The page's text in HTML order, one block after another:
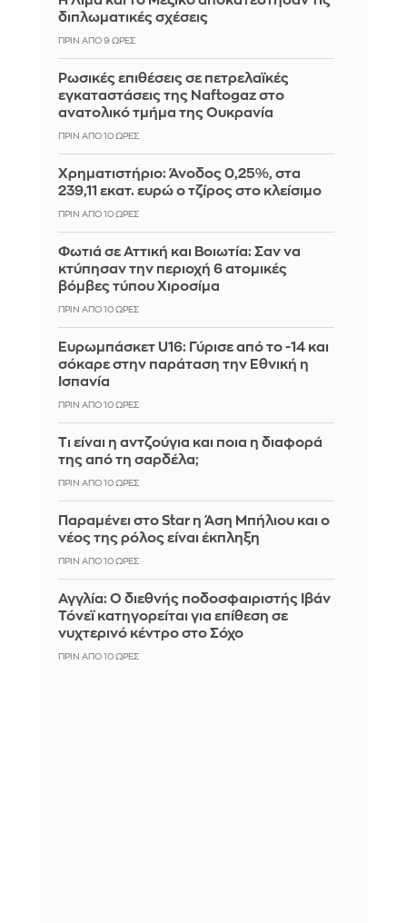
διπλωματικές σχέσεις
ΠΡΙΝ ΑΠΌ 9 ΏΡΕΣ
Ρωσικές επιθέσεις σε πετρελαϊκές
εγκαταστάσεις της Naftogaz στο
ανατολικό τμήμα της Ουκρανία
ΠΡΙΝ ΑΠΌ 10 ΏΡΕΣ
Χρηματιστήριο: Άνοδος 0,25%, στα
239,11 εκατ. ευρώ ο τζίρος στο κλείσιμο
ΠΡΙΝ ΑΠΌ 10 ΏΡΕΣ
Φωτιά σε Αττική και Βοιωτία: Σαν να
κτύπησαν την περιοχή 6 ατομικές
βόμβες τύπου Χιροσίμα
ΠΡΙΝ ΑΠΌ 10 ΏΡΕΣ
Ευρωμπάσκετ U16: Γύρισε από το -14 και
σόκαρε στην παράταση την Εθνική η
Ισπανία
ΠΡΙΝ ΑΠΌ 10 ΏΡΕΣ
Τι είναι η αντζούγια και ποια η διαφορά
της από τη σαρδέλα;
ΠΡΙΝ ΑΠΌ 10 ΏΡΕΣ
Παραμένει στο Star η Άση Μπήλιου και ο
νέος της ρόλος είναι έκπληξη
ΠΡΙΝ ΑΠΌ 10 ΏΡΕΣ
Αγγλία: Ο διεθνής ποδοσφαιριστής Ιβάν
Τόνεϊ κατηγορείται για επίθεση σε
νυχτερινό κέντρο στο Σόχο
ΠΡΙΝ ΑΠΌ 10 ΏΡΕΣ